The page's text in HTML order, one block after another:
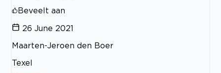
Beveelt aan
26 June 2021
Maarten-Jeroen den Boer
Texel